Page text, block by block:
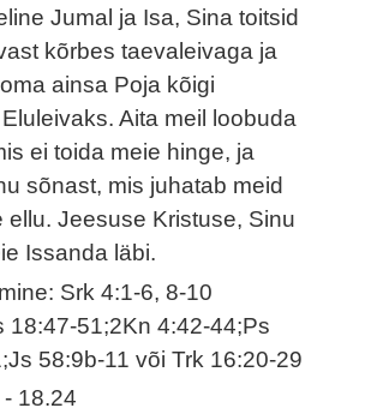
Jumal ja Isa, Sina toitsid
kõrbes taevaleivaga ja
ainsa Poja kõigi
Aita meil loobuda
ei toida meie hinge, ja
sõnast, mis juhatab meid
ellu. Jeesuse Kristuse, Sinu
Issanda läbi.
Srk 4:1-6, 8-10
18:47-51;2Kn 4:42-44;Ps
58:9b-11 või Trk 16:20-29
- 18.24